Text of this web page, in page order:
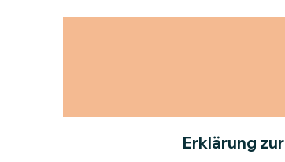
Erklärung